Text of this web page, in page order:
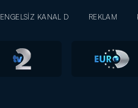
ENGELSİZ KANAL D REKLAM